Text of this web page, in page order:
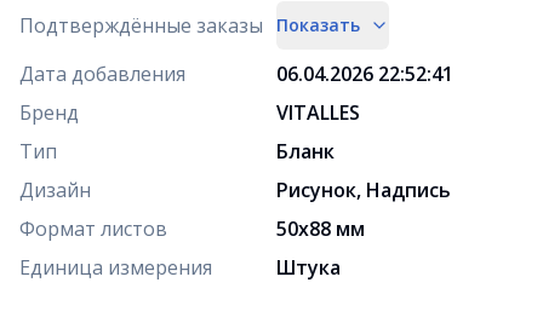
Подтверждённые заказы
Показать
Дата добавления
06.04.2026 22:52:41
Бренд
VITALLES
Тип
Бланк
Дизайн
Рисунок, Надпись
Формат листов
50х88 мм
Единица измерения
Штука